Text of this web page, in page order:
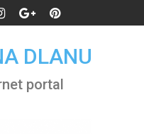
DLANU
portal